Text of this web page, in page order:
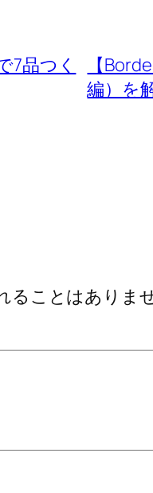
7品つく
【
編）を
ことはありませ